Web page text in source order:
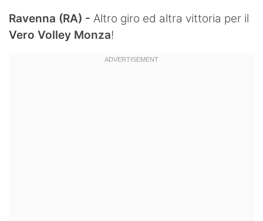
Ravenna (RA) - Altro giro ed altra vittoria per il
Vero Volley Monza!